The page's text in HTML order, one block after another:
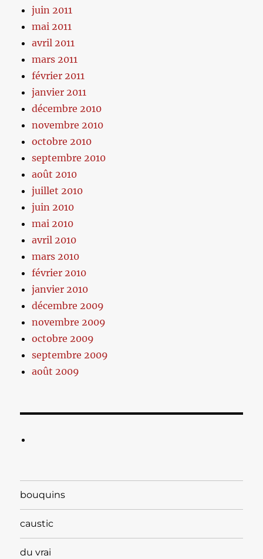
juin 2011
mai 2011
avril 2011
mars 2011
février 2011
janvier 2011
décembre 2010
novembre 2010
octobre 2010
septembre 2010
août 2010
juillet 2010
juin 2010
mai 2010
avril 2010
mars 2010
février 2010
janvier 2010
décembre 2009
novembre 2009
octobre 2009
septembre 2009
août 2009
bouquins
caustic
du vrai